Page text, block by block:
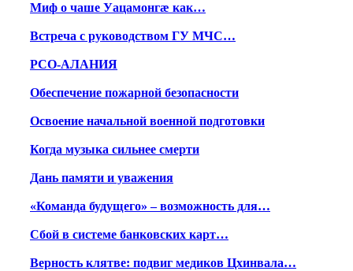
Миф о чаше Уацамонгæ как…
Встреча с руководством ГУ МЧС…
РСО-АЛАНИЯ
Обеспечение пожарной безопасности
Освоение начальной военной подготовки
Когда музыка сильнее смерти
Дань памяти и уважения
«Команда будущего» – возможность для…
Сбой в системе банковских карт…
Верность клятве: подвиг медиков Цхинвала…